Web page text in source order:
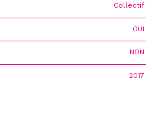
Collectif
OUI
NON
2017